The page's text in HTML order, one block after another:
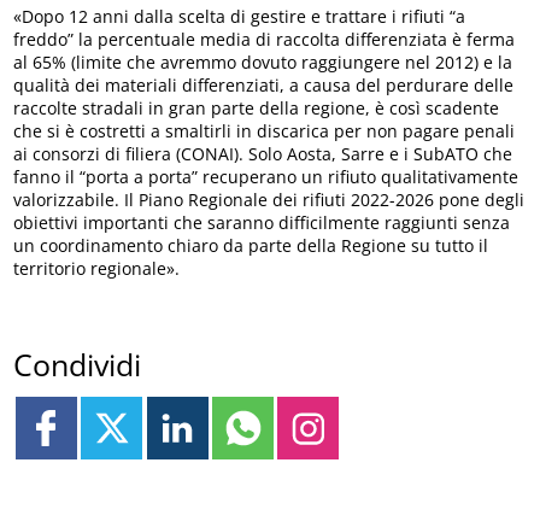
«Dopo 12 anni dalla scelta di gestire e trattare i rifiuti “a
freddo” la percentuale media di raccolta differenziata è ferma
al 65% (limite che avremmo dovuto raggiungere nel 2012) e la
qualità dei materiali differenziati, a causa del perdurare delle
raccolte stradali in gran parte della regione, è così scadente
che si è costretti a smaltirli in discarica per non pagare penali
ai consorzi di filiera (CONAI). Solo Aosta, Sarre e i SubATO che
fanno il “porta a porta” recuperano un rifiuto qualitativamente
valorizzabile. Il Piano Regionale dei rifiuti 2022-2026 pone degli
obiettivi importanti che saranno difficilmente raggiunti senza
un coordinamento chiaro da parte della Regione su tutto il
territorio regionale».
Condividi